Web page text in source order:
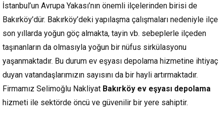
İstanbul’un Avrupa Yakası’nın önemli ilçelerinden birisi de
Bakırköy’dür. Bakırköy’deki yapılaşma çalışmaları nedeniyle ilçe
son yıllarda yoğun göç almakta, tayin vb. sebeplerle ilçeden
taşınanların da olmasıyla yoğun bir nüfus sirkülasyonu
yaşanmaktadır. Bu durum ev eşyası depolama hizmetine ihtiyaç
duyan vatandaşlarımızın sayısını da bir hayli artırmaktadır.
Firmamız Selimoğlu Nakliyat Bakırköy ev eşyası depolama
hizmeti ile sektörde öncü ve güvenilir bir yere sahiptir.